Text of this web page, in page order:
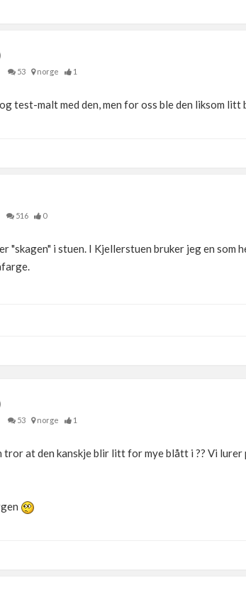
53 norge 1
test-malt med den, men for oss ble den liksom litt
516 0
"skagen" i stuen. I Kjellerstuen bruker jeg en som
53 norge 1
tror at den kanskje blir litt for mye blått i ?? Vi